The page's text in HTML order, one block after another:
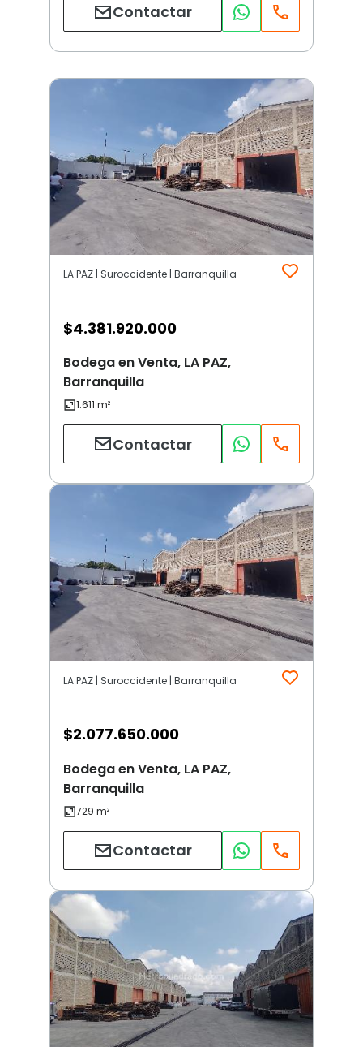
Contactar
LA PAZ | Suroccidente | Barranquilla
$4.381.920.000
Bodega en Venta, LA PAZ,
Barranquilla
Contactar
LA PAZ | Suroccidente | Barranquilla
$2.077.650.000
Bodega en Venta, LA PAZ,
Barranquilla
Contactar